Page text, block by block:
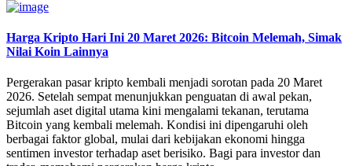
Harga Kripto Hari Ini 20 Maret 2026: Bitcoin Melemah, Simak
Nilai Koin Lainnya
Pergerakan pasar kripto kembali menjadi sorotan pada 20 Maret
2026. Setelah sempat menunjukkan penguatan di awal pekan,
sejumlah aset digital utama kini mengalami tekanan, terutama
Bitcoin yang kembali melemah. Kondisi ini dipengaruhi oleh
berbagai faktor global, mulai dari kebijakan ekonomi hingga
sentimen investor terhadap aset berisiko. Bagi para investor dan